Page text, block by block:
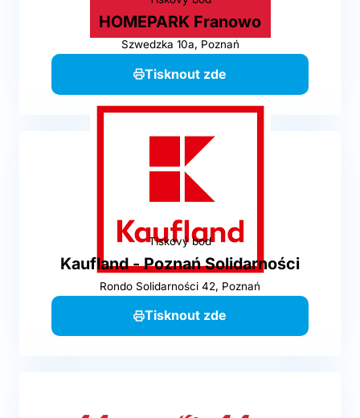
HOMEPARK Franowo
Szwedzka 10a, Poznań
Tisknout zde
Tiskový bod
Kaufland - Poznań Solidarności
Rondo Solidarności 42, Poznań
Tisknout zde